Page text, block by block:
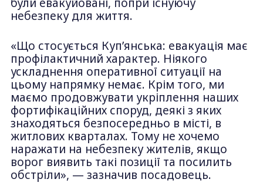
були евакуйовані, попри існуючу
небезпеку для життя.
«Що стосується Куп’янська: евакуація має
профілактичний характер. Ніякого
ускладнення оперативної ситуації на
цьому напрямку немає. Крім того, ми
маємо продовжувати укріплення наших
фортифікаційних споруд, деякі з яких
знаходяться безпосередньо в місті, в
житлових кварталах. Тому не хочемо
наражати на небезпеку жителів, якщо
ворог виявить такі позиції та посилить
обстріли», — зазначив посадовець.